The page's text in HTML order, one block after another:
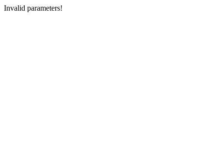
Invalid parameters!